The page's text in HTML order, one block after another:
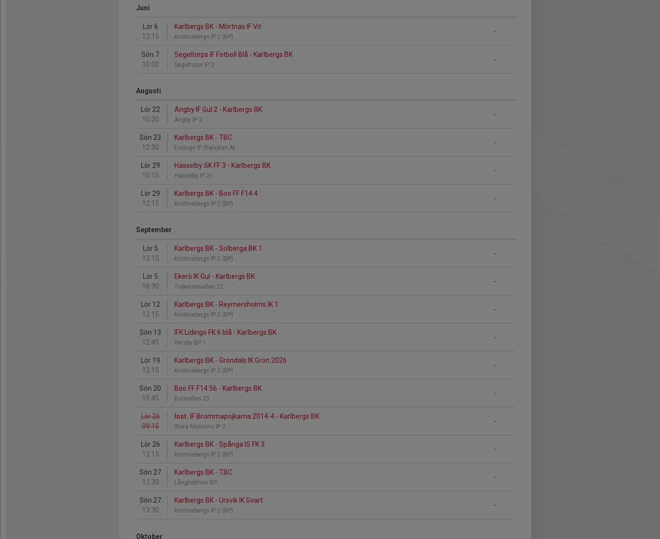
Juni
Lör 6
12:15
-
Karlbergs BK - Mörtnäs IF Vit
Kristinebergs IP 2 (BP)
Sön 7
10:00
-
Segeltorps IF Fotboll Blå - Karlbergs BK
Segeltorps IP 2
Augusti
Lör 22
10:30
-
Ängby IF Gul 2 - Karlbergs BK
Ängby IP 2
Sön 23
12:30
-
Karlbergs BK - TBC
Essinge IP (halvplan A)
Lör 29
10:15
-
Hässelby SK FF 3 - Karlbergs BK
Hässelby IP 21
Lör 29
12:15
-
Karlbergs BK - Boo FF F14:4
Kristinebergs IP 2 (BP)
September
Lör 5
12:15
-
Karlbergs BK - Solberga BK 1
Kristinebergs IP 2 (BP)
Lör 5
16:30
-
Ekerö IK Gul - Karlbergs BK
Träkvistavallen 22
Lör 12
12:15
-
Karlbergs BK - Reymersholms IK 1
Kristinebergs IP 2 (BP)
Sön 13
12:45
-
IFK Lidingö FK 6 blå - Karlbergs BK
Hersby BP 1
Lör 19
12:15
-
Karlbergs BK - Gröndals IK Grön 2026
Kristinebergs IP 2 (BP)
Sön 20
15:45
-
Boo FF F14:56 - Karlbergs BK
Boovallen 22
Lör 26
09:15
-
Inst. IF Brommapojkarna 2014-4 - Karlbergs BK
Stora Mossens IP 2
Lör 26
12:15
-
Karlbergs BK - Spånga IS FK 3
Kristinebergs IP 2 (BP)
Sön 27
12:30
-
Karlbergs BK - TBC
Långholmen BP
Sön 27
13:30
-
Karlbergs BK - Ursvik IK Svart
Kristinebergs IP 2 (BP)
Oktober